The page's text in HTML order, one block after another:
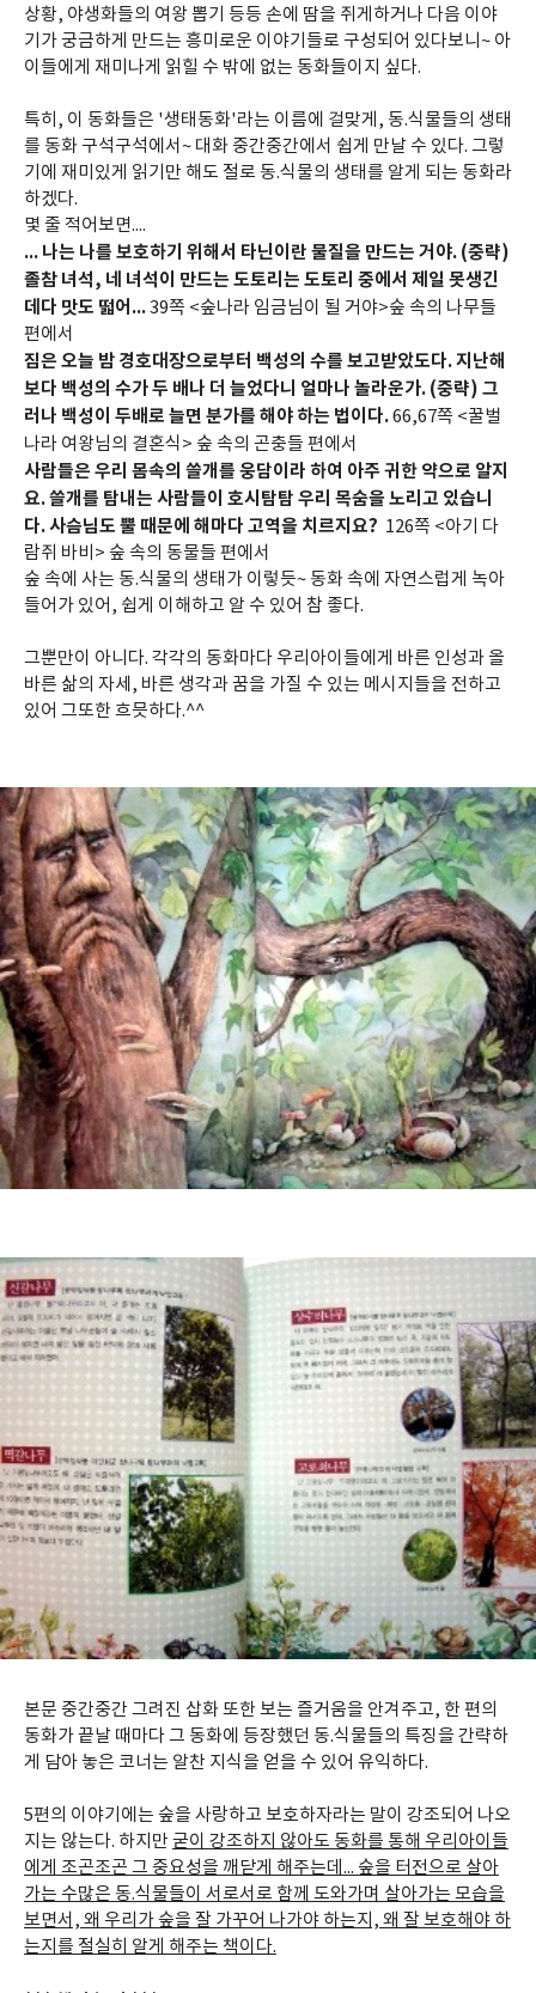
상황, 야생화들의 여왕 뽑기 등등 손에 땀을 쥐게하거나 다음 이야
기가 궁금하게 만드는 흥미로운 이야기들로 구성되어 있다보니~ 아
이들에게 재미나게 읽힐 수 밖에 없는 동화들이지 싶다.
특히, 이 동화들은 '생태동화'라는 이름에 걸맞게, 동.식물들의 생태
를 동화 구석구석에서~ 대화 중간중간에서 쉽게 만날 수 있다. 그렇
기에 재미있게 읽기만 해도 절로 동.식물의 생태를 알게 되는 동화라
하겠다.
몇 줄 적어보면....
... 나는 나를 보호하기 위해서 타닌이란 물질을 만드는 거야. (중략)
졸참 녀석, 네 녀석이 만드는 도토리는 도토리 중에서 제일 못생긴
데다 맛도 떫어...39쪽 <숲나라 임금님이 될 거야>숲 속의 나무들
편에서
짐은 오늘 밤 경호대장으로부터 백성의 수를 보고받았도다. 지난해
보다 백성의 수가 두 배나 더 늘었다니 얼마나 놀라운가. (중략) 그
러나 백성이 두배로 늘면 분가를 해야 하는 법이다.66,67쪽 <꿀벌
나라 여왕님의 결혼식> 숲 속의 곤충들 편에서
사람들은 우리 몸속의 쓸개를 웅담이라 하여 아주 귀한 약으로 알지
요. 쓸개를 탐내는 사람들이 호시탐탐 우리 목숨을 노리고 있습니
다. 사슴님도 뿔 때문에 해마다 고역을 치르지요? 126쪽 <아기 다
람쥐 바비> 숲 속의 동물들 편에서
숲 속에 사는 동.식물의 생태가 이렇듯~ 동화 속에 자연스럽게 녹아
들어가 있어, 쉽게 이해하고 알 수 있어 참 좋다.
그뿐만이 아니다. 각각의 동화마다 우리아이들에게 바른 인성과 올
바른 삶의 자세, 바른 생각과 꿈을 가질 수 있는 메시지들을 전하고
있어 그또한 흐믓하다.^^
본문 중간중간 그려진 삽화 또한 보는 즐거움을 안겨주고, 한 편의
동화가 끝날 때마다 그 동화에 등장했던 동.식물들의 특징을 간략하
게 담아 놓은 코너는 알찬 지식을 얻을 수 있어 유익하다.
5편의 이야기에는 숲을 사랑하고 보호하자라는 말이 강조되어 나오
지는 않는다. 하지만 굳이 강조하지 않아도 동화를 통해 우리아이들
에게 조곤조곤 그 중요성을 깨닫게 해주는데... 숲을 터전으로 살아
가는 수많은 동.식물들이 서로서로 함께 도와가며 살아가는 모습을
보면서, 왜 우리가 숲을 잘 가꾸어 나가야 하는지, 왜 잘 보호해야 하
는지를 절실히 알게 해주는 책이다.